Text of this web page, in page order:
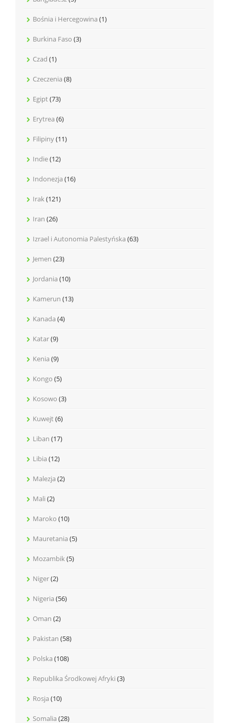
Bośnia i Hercegowina (1)
Burkina Faso (3)
Czad (1)
Czeczenia (8)
Egipt(73)
Erytrea (6)
Filipiny(11)
Indie(12)
Indonezja (16)
Irak(121)
Iran (26)
Izrael i Autonomia Palestyńska (63)
Jemen (23)
Jordania (10)
Kamerun (13)
Kanada (4)
Katar(9)
Kenia (9)
Kongo (5)
Kosowo (3)
Kuwejt(6)
Liban (17)
Libia (12)
Malezja (2)
Mali (2)
Maroko (10)
Mauretania (5)
Mozambik(5)
Niger(2)
Nigeria (56)
Oman (2)
Pakistan (58)
Polska (108)
Republika Środkowej Afryki (3)
Rosja (10)
Somalia (28)